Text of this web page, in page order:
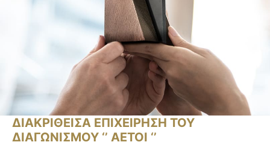
ΔΙΑΚΡΙΘΕΙΣΑ ΕΠΙΧΕΙΡΗΣΗ ΤΟΥ
ΔΙΑΓΩΝΙΣΜΟΥ ‘’ ΑΕΤΟΙ ‘’